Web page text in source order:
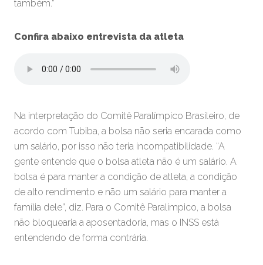
também.”
Confira abaixo entrevista da atleta
Na interpretação do Comitê Paralímpico Brasileiro, de
acordo com Tubiba, a bolsa não seria encarada como
um salário, por isso não teria incompatibilidade. “A
gente entende que o bolsa atleta não é um salário. A
bolsa é para manter a condição de atleta, a condição
de alto rendimento e não um salário para manter a
família dele”, diz. Para o Comitê Paralímpico, a bolsa
não bloquearia a aposentadoria, mas o INSS está
entendendo de forma contrária.